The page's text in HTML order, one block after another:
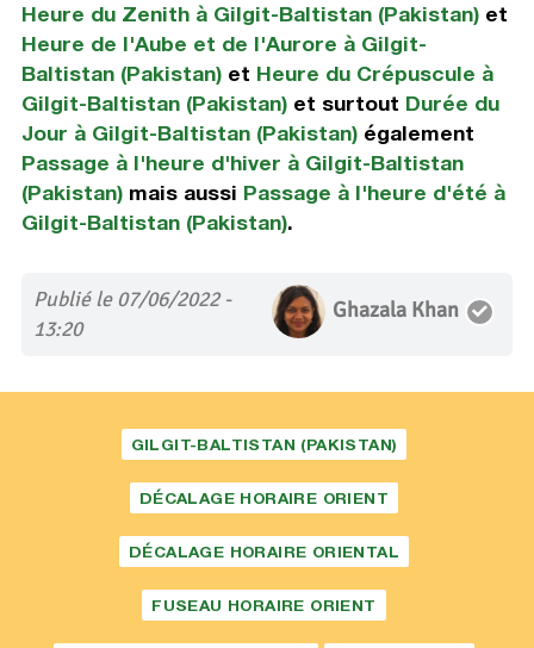
Heure du Zenith à Gilgit-Baltistan (Pakistan)et
Heure de l'Aube et de l'Aurore à Gilgit-
Baltistan (Pakistan)et Heure du Crépuscule à
Gilgit-Baltistan (Pakistan)et surtout Durée du
Jour à Gilgit-Baltistan (Pakistan)également
Passage à l'heure d'hiver à Gilgit-Baltistan
(Pakistan)mais aussi Passage à l'heure d'été à
Gilgit-Baltistan (Pakistan).
Publié le 07/06/2022 -
13:20
Ghazala Khan
GILGIT-BALTISTAN (PAKISTAN)
DÉCALAGE HORAIRE ORIENT
DÉCALAGE HORAIRE ORIENTAL
FUSEAU HORAIRE ORIENT